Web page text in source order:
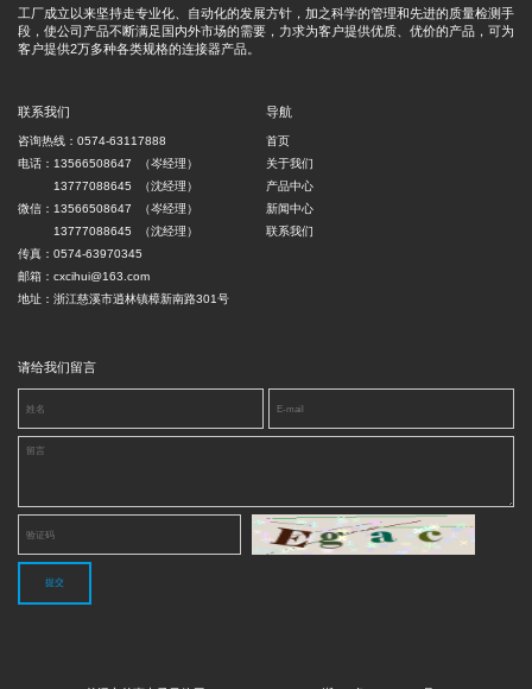
工厂成立以来坚持走专业化、自动化的发展方针，加之科学的管理和先进的质量检测手
段，使公司产品不断满足国内外市场的需要，力求为客户提供优质、优价的产品，可为
客户提供2万多种各类规格的连接器产品。
联系我们
咨询热线：0574-63117888
电话：13566508647 （岑经理）
13777088645 （沈经理）
微信：13566508647 （岑经理）
13777088645 （沈经理）
传真：0574-63970345
邮箱：cxcihui@163.com
地址：浙江慈溪市逍林镇樟新南路301号
导航
首页
关于我们
产品中心
新闻中心
联系我们
请给我们留言
提交